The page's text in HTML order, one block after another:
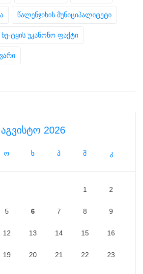
წალენჯიხის მუნიციპალიტეტი
ხე-ტყის უკანონო ფაქტი
აგვისტო 2026
ო ხ პ შ კ
1 2
5 6 7 8 9
12 13 14 15 16
19 20 21 22 23